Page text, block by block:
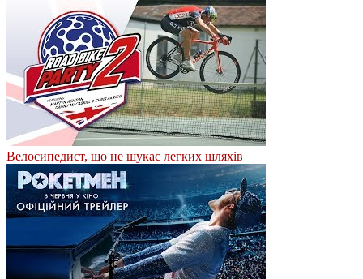
Велосипедист, що не шукає легких шляхів